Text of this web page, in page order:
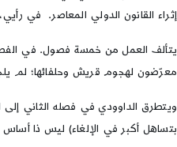
إثراء القانون الدولي المعاصر. في
يتألف العمل من خمسة فصول. في الفصل
معرّضون لهجوم قريش وحلفائها؛ لم
ويتطرق الداوودي في فصله الثاني
بتساهل أكبر في الإلغاء) ليس ذا